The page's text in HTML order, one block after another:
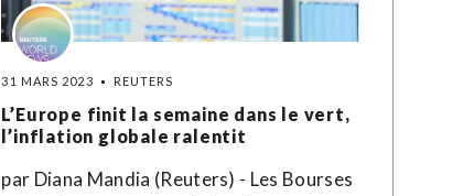
31 MARS 2023 REUTERS
L’Europe finit la semaine dans le vert,
l’inflation globale ralentit
par Diana Mandia (Reuters) - Les Bourses